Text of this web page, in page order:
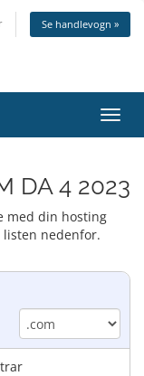
Se handlevogn »
Bytt
DA 4 2023
med din hosting
nedenfor.